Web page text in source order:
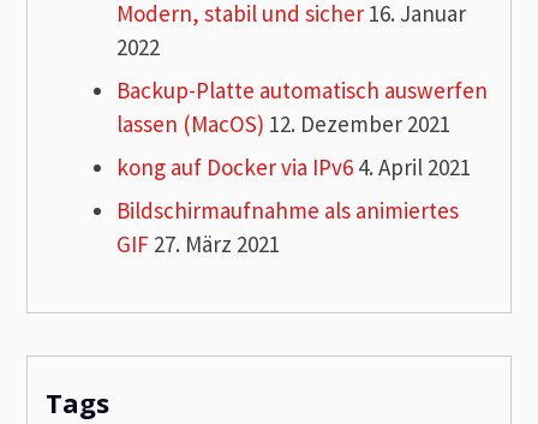
Modern, stabil und sicher 16. Januar
2022
Backup-Platte automatisch auswerfen
lassen (MacOS) 12. Dezember 2021
kong auf Docker via IPv6 4. April 2021
Bildschirmaufnahme als animiertes
GIF 27. März 2021
Tags